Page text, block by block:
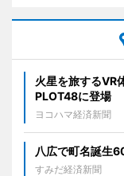
火星を旅する
PLOT48に登場
ヨコハマ経済新聞
八広で町名誕生
すみだ経済新聞